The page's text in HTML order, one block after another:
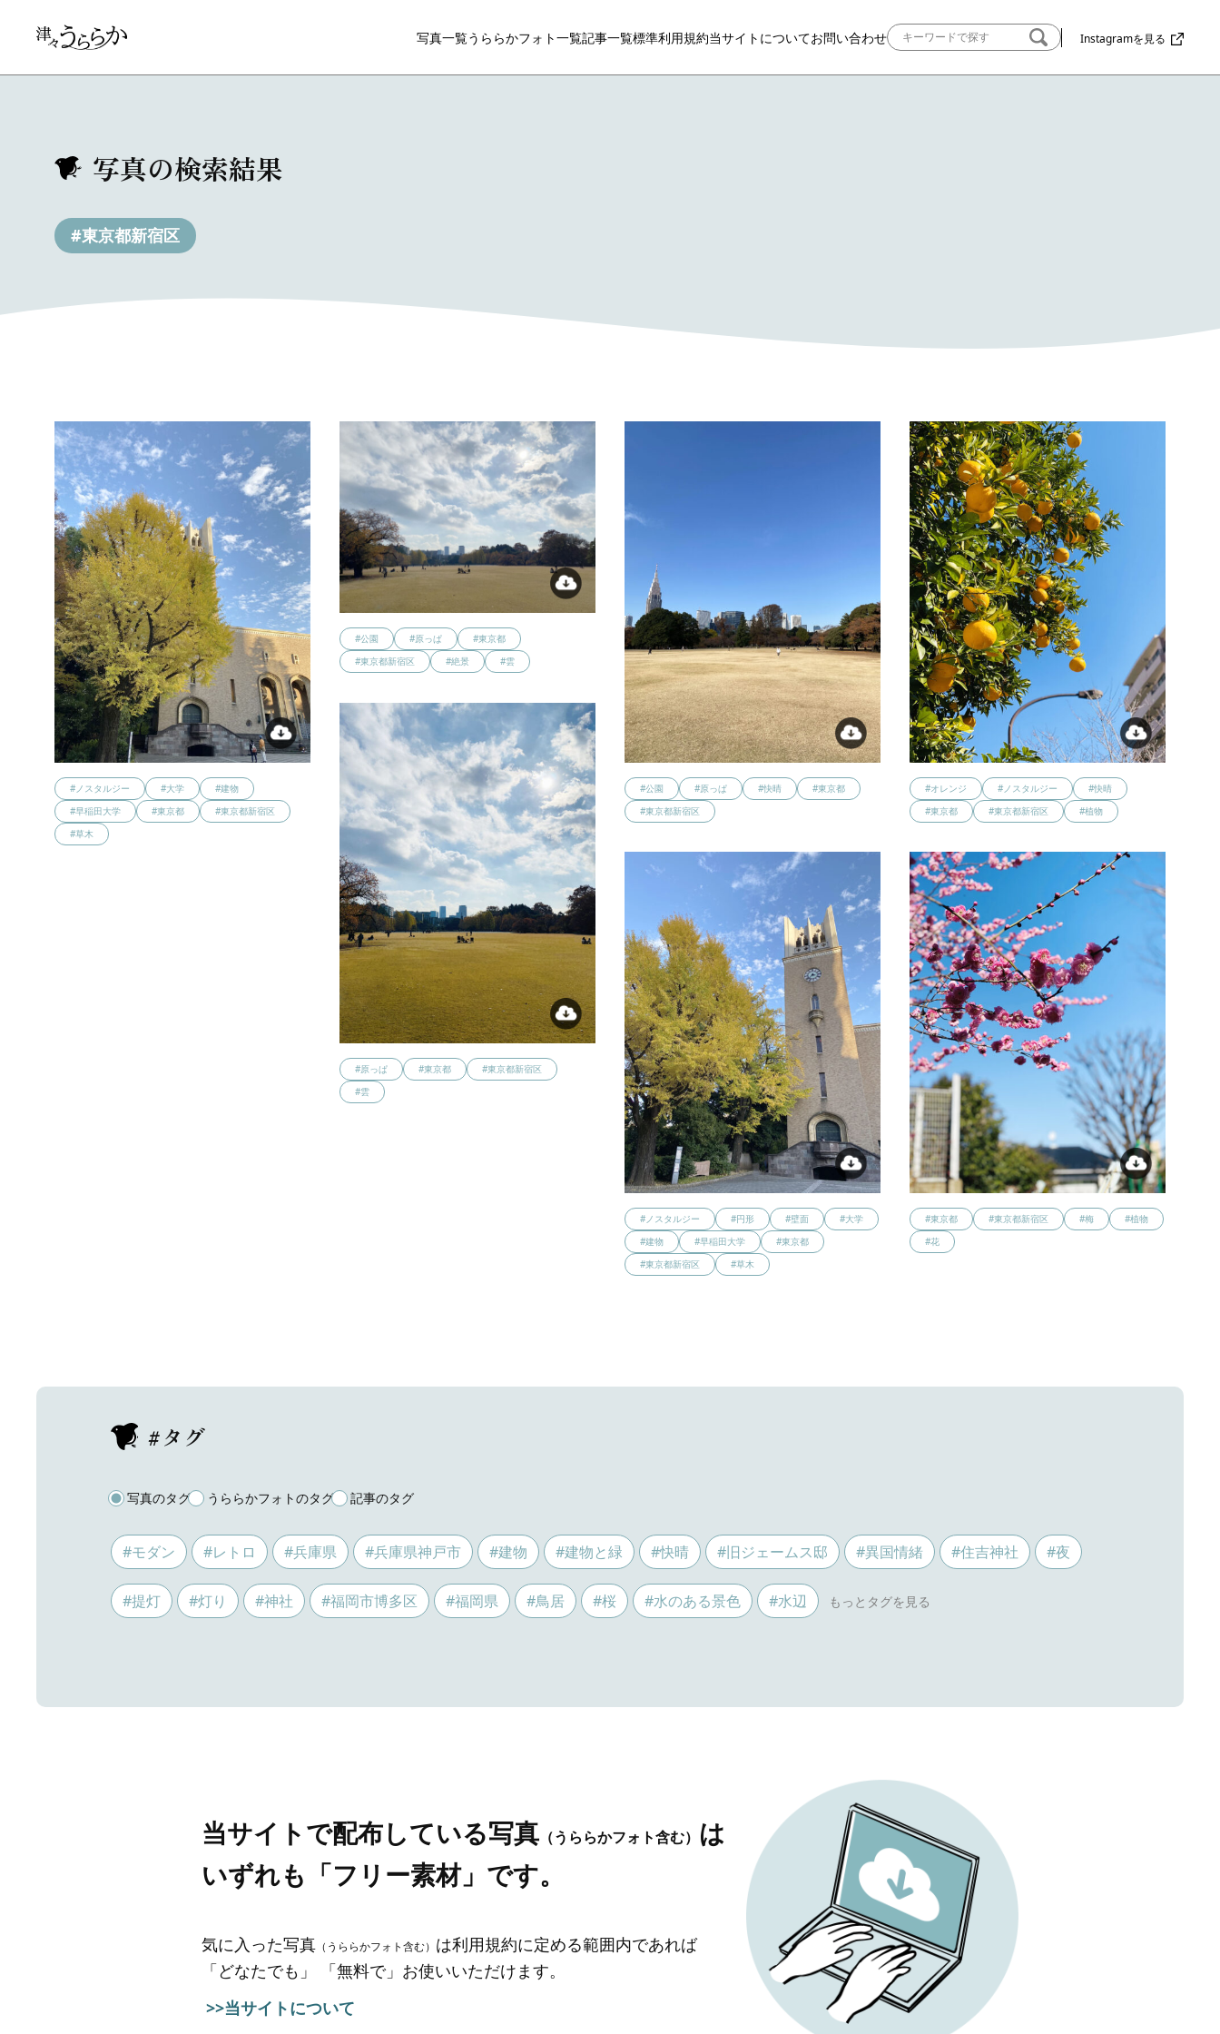
写真一覧うららかフォト一覧記事一覧標準利用規約当サイトについてお問い合わせ Instagramを見る
写真の検索結果
#東京都新宿区
#ノスタルジー #大学
#建物
#早稲田大学
#東京都
#東京都新宿区
#草木
#公園 #原っぱ
#東京都
#東京都新宿区
#絶景 #雲
#公園 #原っぱ #快晴
#東京都
#東京都新宿区
#オレンジ #ノスタルジー
#快晴
#東京都
#東京都新宿区 #植物
#原っぱ #東京都
#東京都新宿区
#雲
#ノスタルジー #円形 #壁面
#大学
#建物
#早稲田大学
#東京都
#東京都新宿区
#草木
#東京都 #東京都新宿区 #梅
#植物
#花
#タグ
写真のタグ うららかフォトのタグ 記事のタグ
#モダン #レトロ #兵庫県 #兵庫県神戸市 #建物 #建物と緑 #快晴 #旧ジェームス邸 #異国情緒 #住吉神社 #夜
#提灯 #灯り #神社 #福岡市博多区 #福岡県 #鳥居 #桜 #水のある景色 #水辺
当サイトで配布している写真 （うららかフォト含む） は
いずれも「フリー素材」です。
気に入った写真 （うららかフォト含む） は利用規約に定める範囲内であれば
「どなたでも」 「無料で」お使いいただけます。
>>当サイトについて